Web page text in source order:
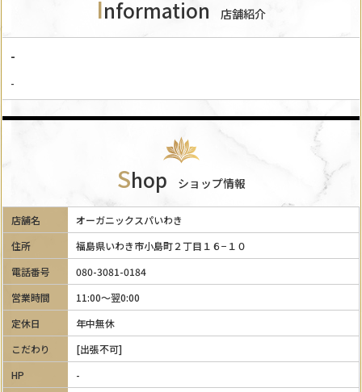
Information 店舗紹介
-
-
Shop ショップ情報
店舗名
オーガニックスパいわき
住所
福島県いわき市小島町２丁目１６−１０
電話番号
080-3081-0184
営業時間
11:00～翌0:00
定休日
年中無休
こだわり
[出張不可]
HP
-